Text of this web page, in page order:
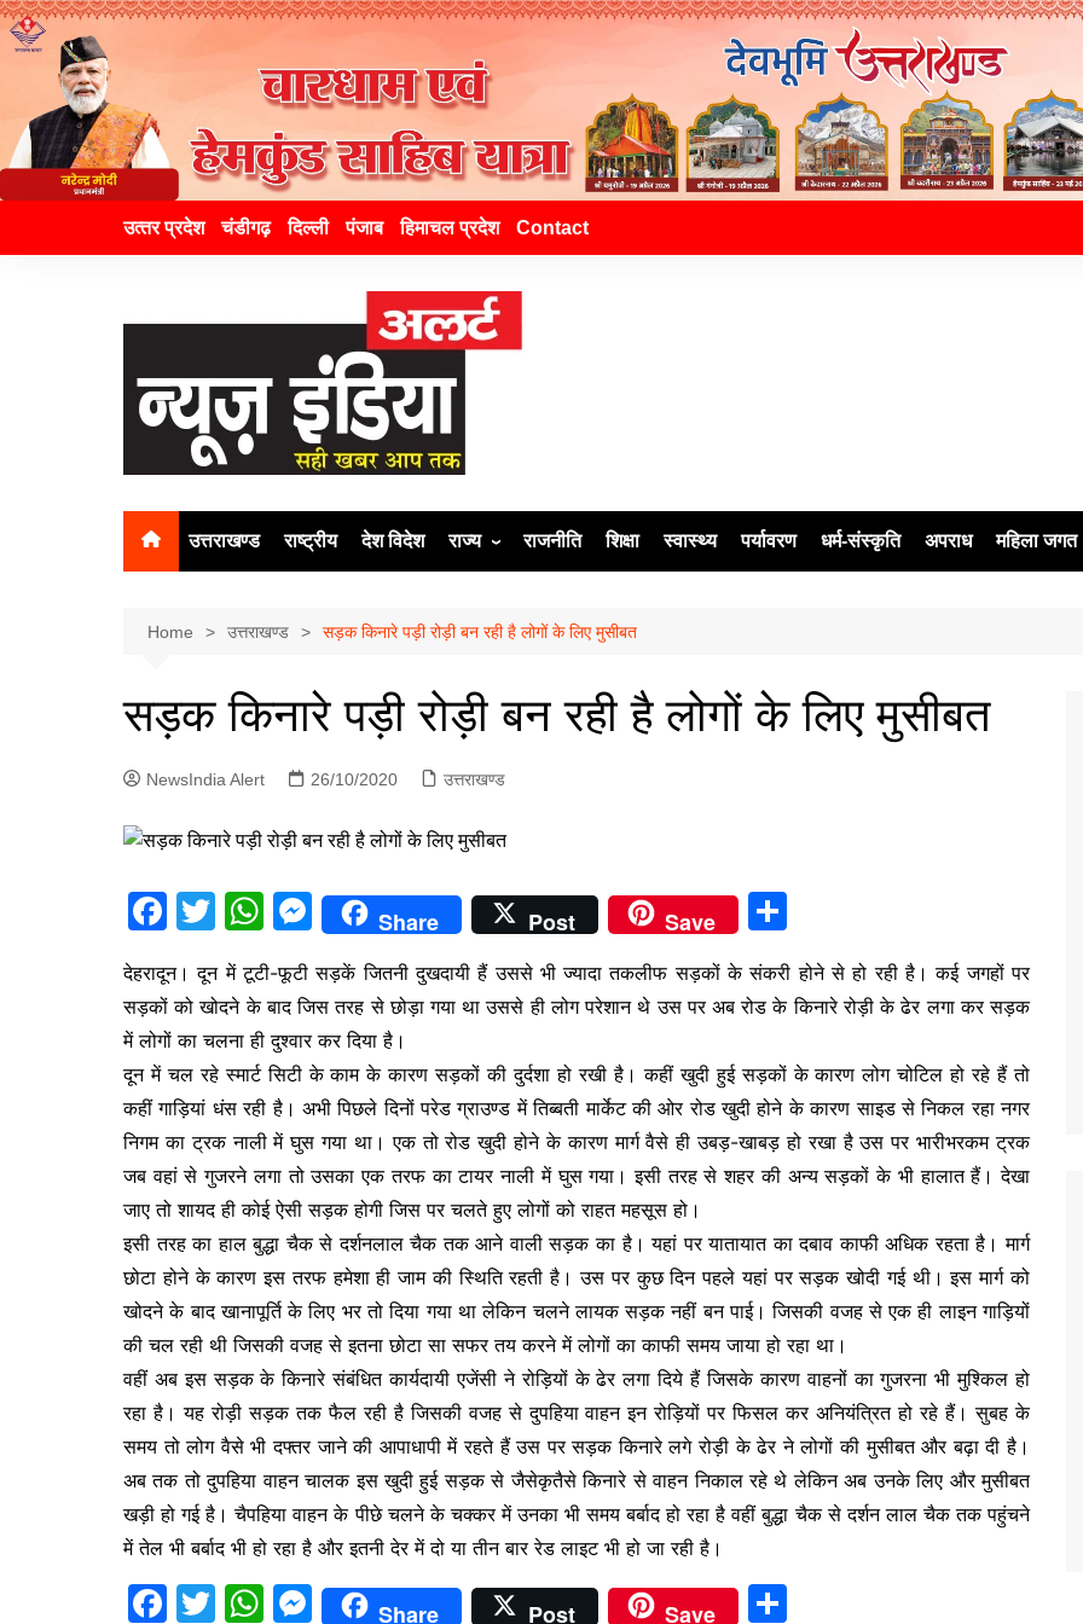
उत्‍तर प्रदेश चंडीगढ़ दिल्ली पंजाब हिमाचल प्रदेश Contact
उत्तराखण्ड राष्ट्रीय देश विदेश राज्य
दिल्ली
पंजाब
राजनीति शिक्षा स्वास्थ्य पर्यावरण धर्म-संस्कृति अपराध महिला जगत
Home उत्तराखण्ड सड़क किनारे पड़ी रोड़ी बन रही है लोगों के लिए मुसीबत
सड़क किनारे पड़ी रोड़ी बन रही है लोगों के लिए मुसीबत
NewsIndia Alert 26/10/2020 उत्तराखण्ड
F
c
e
b
o
o
k
T
w
itt
er
W
at
s
A
p
p
M
e
s
s
e
n
g
er
Share Post Save
h
ar
e
देहरादून। दून में टूटी-फूटी सड़कें जितनी दुखदायी हैं उससे भी ज्यादा तकलीफ सड़कों के संकरी होने से हो रही है। कई जगहों पर
सड़कों को खोदने के बाद जिस तरह से छोड़ा गया था उससे ही लोग परेशान थे उस पर अब रोड के किनारे रोड़ी के ढेर लगा कर सड़क
में लोगों का चलना ही दुश्वार कर दिया है।
दून में चल रहे स्मार्ट सिटी के काम के कारण सड़कों की दुर्दशा हो रखी है। कहीं खुदी हुई सड़कों के कारण लोग चोटिल हो रहे हैं तो
कहीं गाड़ियां धंस रही है। अभी पिछले दिनों परेड ग्राउण्ड में तिब्बती मार्केट की ओर रोड खुदी होने के कारण साइड से निकल रहा नगर
निगम का ट्रक नाली में घुस गया था। एक तो रोड खुदी होने के कारण मार्ग वैसे ही उबड़-खाबड़ हो रखा है उस पर भारीभरकम ट्रक
जब वहां से गुजरने लगा तो उसका एक तरफ का टायर नाली में घुस गया। इसी तरह से शहर की अन्य सड़कों के भी हालात हैं। देखा
जाए तो शायद ही कोई ऐसी सड़क होगी जिस पर चलते हुए लोगों को राहत महसूस हो।
इसी तरह का हाल बुद्धा चैक से दर्शनलाल चैक तक आने वाली सड़क का है। यहां पर यातायात का दबाव काफी अधिक रहता है। मार्ग
छोटा होने के कारण इस तरफ हमेशा ही जाम की स्थिति रहती है। उस पर कुछ दिन पहले यहां पर सड़क खोदी गई थी। इस मार्ग को
खोदने के बाद खानापूर्ति के लिए भर तो दिया गया था लेकिन चलने लायक सड़क नहीं बन पाई। जिसकी वजह से एक ही लाइन गाड़ियों
की चल रही थी जिसकी वजह से इतना छोटा सा सफर तय करने में लोगों का काफी समय जाया हो रहा था।
वहीं अब इस सड़क के किनारे संबंधित कार्यदायी एजेंसी ने रोड़ियों के ढेर लगा दिये हैं जिसके कारण वाहनों का गुजरना भी मुश्किल हो
रहा है। यह रोड़ी सड़क तक फैल रही है जिसकी वजह से दुपहिया वाहन इन रोड़ियों पर फिसल कर अनियंत्रित हो रहे हैं। सुबह के
समय तो लोग वैसे भी दफ्तर जाने की आपाधापी में रहते हैं उस पर सड़क किनारे लगे रोड़ी के ढेर ने लोगों की मुसीबत और बढ़ा दी है।
अब तक तो दुपहिया वाहन चालक इस खुदी हुई सड़क से जैसेकृतैसे किनारे से वाहन निकाल रहे थे लेकिन अब उनके लिए और मुसीबत
खड़ी हो गई है। चैपहिया वाहन के पीछे चलने के चक्कर में उनका भी समय बर्बाद हो रहा है वहीं बुद्धा चैक से दर्शन लाल चैक तक पहुंचने
में तेल भी बर्बाद भी हो रहा है और इतनी देर में दो या तीन बार रेड लाइट भी हो जा रही है।
F
T
W M
Share Post Save